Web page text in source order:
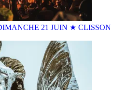
21 JUIN ★ CLISSON